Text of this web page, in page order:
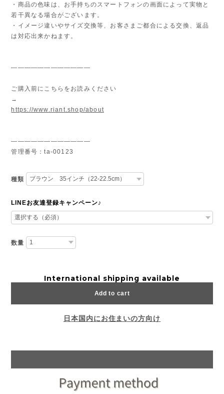
・商品の色味は、お手持ちのスマートフォンの画面によって実物と
若干異なる場合がございます。
・イメージ違いやサイズ交換等、お客さまご都合による交換、返品
は対応出来かねます。
————————————
ご購入前にこちらをお読みください
→
https://www.riant.shop/about
————————————
管理番号：ta-00123
種類
LINEお友達登録キャンペーン♪
数量
International shipping available
Add to cart
日本国内にお住まいの方向け